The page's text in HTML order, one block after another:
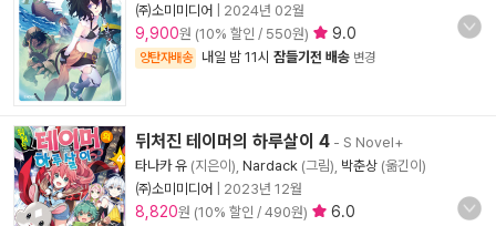
㈜소미미디어
2024년 02월
9,900원 (10% 할인 / 550원) 9.0
양탄자배송 내일 밤 11시 잠들기전 배송 변경
뒤처진 테이머의 하루살이 4 - S Novel+
타나카 유 (지은이), Nardack (그림), 박춘상 (옮긴이)
㈜소미미디어
2023년 12월
8,820원 (10% 할인 / 490원)
6.0